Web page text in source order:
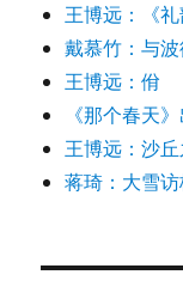
王博远：《礼
戴慕竹：与
王博远：佾
《那个春天
王博远：沙
蒋琦：大雪